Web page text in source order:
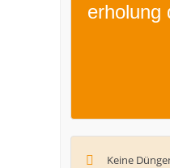
erholung
Keine